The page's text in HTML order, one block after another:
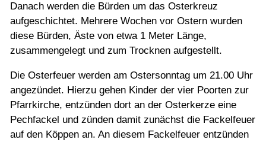
Danach werden die Bürden um das Osterkreuz
aufgeschichtet. Mehrere Wochen vor Ostern wurden
diese Bürden, Äste von etwa 1 Meter Länge,
zusammengelegt und zum Trocknen aufgestellt.
Die Osterfeuer werden am Ostersonntag um 21.00 Uhr
angezündet. Hierzu gehen Kinder der vier Poorten zur
Pfarrkirche, entzünden dort an der Osterkerze eine
Pechfackel und zünden damit zunächst die Fackelfeuer
auf den Köppen an. An diesem Fackelfeuer entzünden